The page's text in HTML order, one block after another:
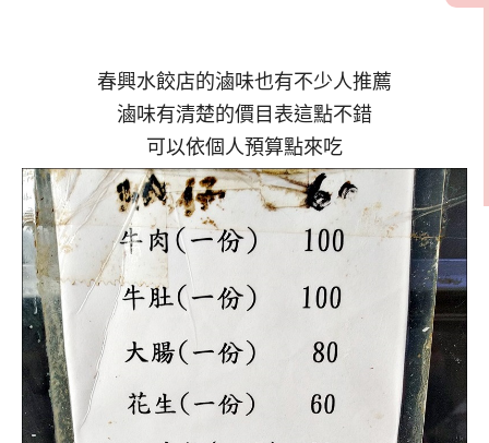
春興水餃店的滷味也有不少人推薦
滷味有清楚的價目表這點不錯
可以依個人預算點來吃